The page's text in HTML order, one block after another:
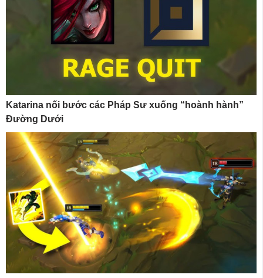
Katarina nối bước các Pháp Sư xuống “hoành hành”
Đường Dưới